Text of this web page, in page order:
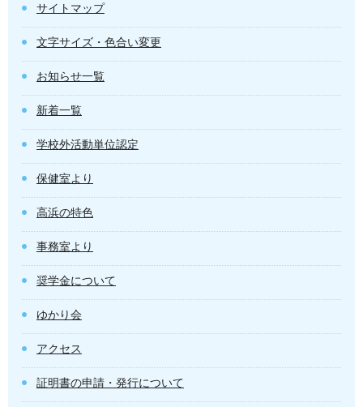
サイトマップ
文字サイズ・色合い変更
お知らせ一覧
新着一覧
学校外活動単位認定
保健室より
高浜の特色
事務室より
奨学金について
ゆかり会
アクセス
証明書の申請・発行について